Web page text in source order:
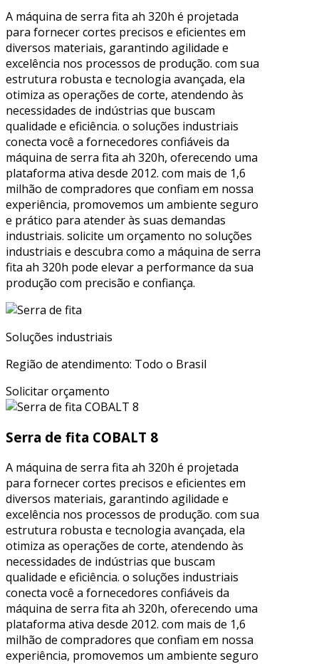
A máquina de serra fita ah 320h é projetada
para fornecer cortes precisos e eficientes em
diversos materiais, garantindo agilidade e
excelência nos processos de produção. com sua
estrutura robusta e tecnologia avançada, ela
otimiza as operações de corte, atendendo às
necessidades de indústrias que buscam
qualidade e eficiência. o soluções industriais
conecta você a fornecedores confiáveis da
máquina de serra fita ah 320h, oferecendo uma
plataforma ativa desde 2012. com mais de 1,6
milhão de compradores que confiam em nossa
experiência, promovemos um ambiente seguro
e prático para atender às suas demandas
industriais. solicite um orçamento no soluções
industriais e descubra como a máquina de serra
fita ah 320h pode elevar a performance da sua
produção com precisão e confiança.
Soluções industriais
Região de atendimento: Todo o Brasil
Solicitar orçamento
Serra de fita COBALT 8
A máquina de serra fita ah 320h é projetada
para fornecer cortes precisos e eficientes em
diversos materiais, garantindo agilidade e
excelência nos processos de produção. com sua
estrutura robusta e tecnologia avançada, ela
otimiza as operações de corte, atendendo às
necessidades de indústrias que buscam
qualidade e eficiência. o soluções industriais
conecta você a fornecedores confiáveis da
máquina de serra fita ah 320h, oferecendo uma
plataforma ativa desde 2012. com mais de 1,6
milhão de compradores que confiam em nossa
experiência, promovemos um ambiente seguro